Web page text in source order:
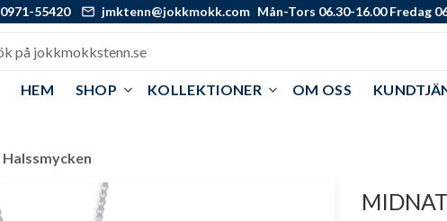
0971-55420 jmktenn@jokkmokk.com Mån-Tors 06.30-16.00 Fredag
HEM SHOP KOLLEKTIONER OM OSS
Halssmycken